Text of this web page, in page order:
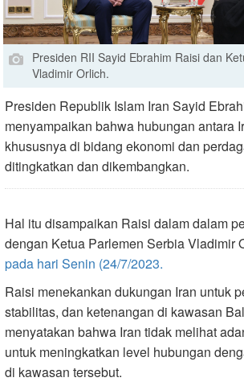
Presiden RII Sayid Ebrahim Raisi dan
Vladimir Orlich.
Presiden Republik Islam Iran Sayid
menyampaikan bahwa hubungan antara
khususnya di bidang ekonomi dan
ditingkatkan dan dikembangkan.
Hal itu disampaikan Raisi dalam dalam
dengan Ketua Parlemen Serbia Vladimir
pada hari Senin (24/7/2023.
Raisi menekankan dukungan Iran untuk
stabilitas, dan ketenangan di kawasan
menyatakan bahwa Iran tidak melihat
untuk meningkatkan level hubungan
di kawasan tersebut.